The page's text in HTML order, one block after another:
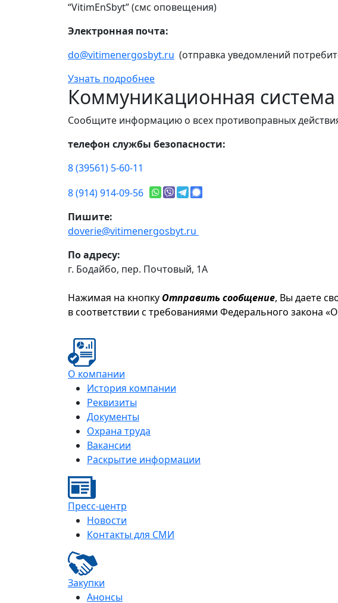
“VitimEnSbyt” (смс оповещения)
Электронная почта:
do@vitimenergosbyt.ru (отправка уведомлений
Узнать подробнее
Коммуникационная
Сообщите информацию о всех противоправных
телефон службы безопасности:
8 (39561) 5-60-11
8 (914) 914-09-56
Пишите:
doverie@vitimenergosbyt.ru
По адресу:
г. Бодайбо, пер. Почтовый, 1А
Нажимая на кнопку Отправить сообщение, Вы даете
в соответствии с требованиями Федерального закона
О компании
История компании
Реквизиты
Документы
Охрана труда
Вакансии
Раскрытие информации
Пресс-центр
Новости
Контакты для СМИ
Закупки
Анонсы